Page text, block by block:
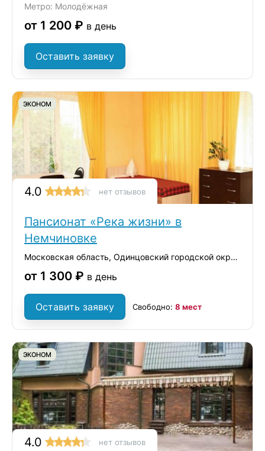
Метро: Молодёжная
от 1 200 ₽ в день
Оставить заявку
ЭКОНОМ
4.0 нет отзывов
Пансионат «Река жизни» в
Немчиновке
Московская область, Одинцовский городской округ, село Немчиновка, Ольховая улица, 18
от 1 300 ₽ в день
Оставить заявку Свободно: 8 мест
ЭКОНОМ
4.0 нет отзывов